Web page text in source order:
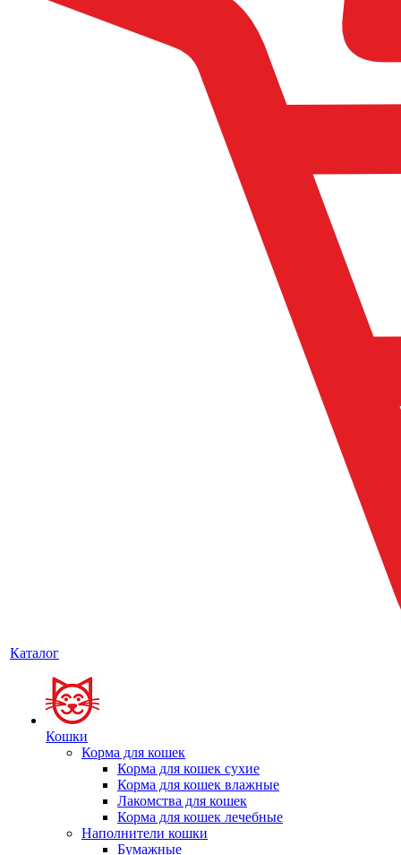
Каталог
Кошки
Корма для кошек
Корма для кошек сухие
Корма для кошек влажные
Лакомства для кошек
Корма для кошек лечебные
Наполнители кошки
Бумажные